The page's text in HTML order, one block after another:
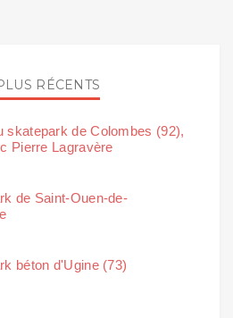
RÉCENTS
skatepark de Colombes (92),
Pierre Lagravère
de Saint-Ouen-de-
béton d'Ugine (73)